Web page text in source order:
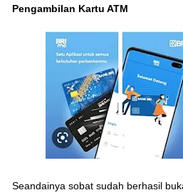
Pengambilan Kartu ATM
Seandainya sobat sudah berhasil